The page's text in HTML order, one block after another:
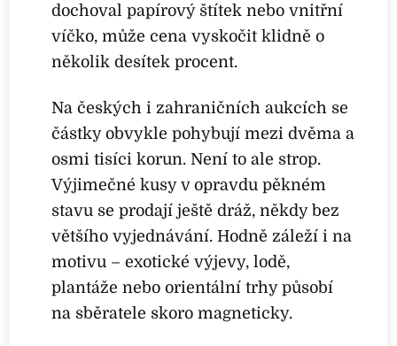
dochoval papírový štítek nebo vnitřní
víčko, může cena vyskočit klidně o
několik desítek procent.
Na českých i zahraničních aukcích se
částky obvykle pohybují mezi dvěma a
osmi tisíci korun. Není to ale strop.
Výjimečné kusy v opravdu pěkném
stavu se prodají ještě dráž, někdy bez
většího vyjednávání. Hodně záleží i na
motivu – exotické výjevy, lodě,
plantáže nebo orientální trhy působí
na sběratele skoro magneticky.